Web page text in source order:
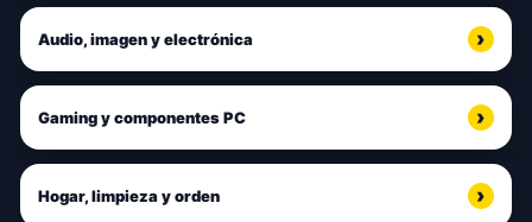
Audio, imagen y electrónica
Gaming y componentes PC
Hogar, limpieza y orden